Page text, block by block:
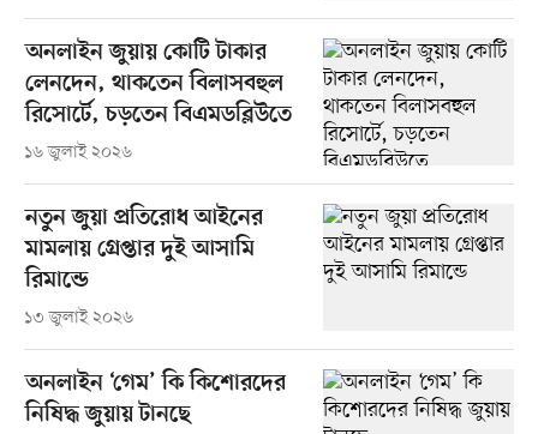
অনলাইন জুয়ায় কোটি টাকার
লেনদেন, থাকতেন বিলাসবহুল
রিসোর্টে, চড়তেন বিএমডব্লিউতে
১৬ জুলাই ২০২৬
নতুন জুয়া প্রতিরোধ আইনের
মামলায় গ্রেপ্তার দুই আসামি
রিমান্ডে
১৩ জুলাই ২০২৬
অনলাইন ‘গেম’ কি কিশোরদের
নিষিদ্ধ জুয়ায় টানছে